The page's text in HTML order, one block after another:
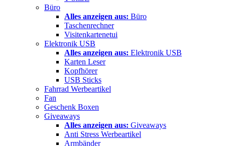
Büro
Alles anzeigen aus: Büro
Taschenrechner
Visitenkartenetui
Elektronik USB
Alles anzeigen aus: Elektronik USB
Karten Leser
Kopfhörer
USB Sticks
Fahrrad Werbeartikel
Fan
Geschenk Boxen
Giveaways
Alles anzeigen aus: Giveaways
Anti Stress Werbeartikel
Armbänder